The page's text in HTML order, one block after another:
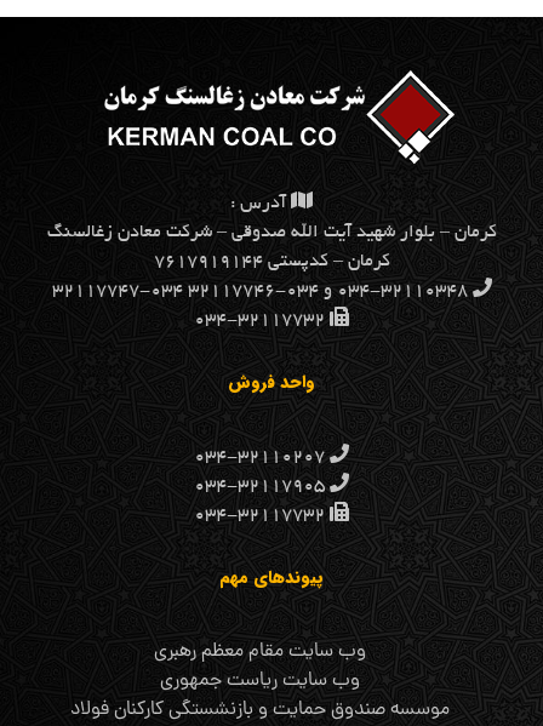
آدرس :
كرمان – بلوار شهيد آيت الله صدوقي – شركت معادن زغالسنگ
كرمان – کدپستی ۷۶۱۷۹۱۹۱۴۴
۰۳۴-۳۲۱۱۰۳۴۸ و ۰۳۴-۳۲۱۱۷۷۴۶ ۰۳۴-۳۲۱۱۷۷۴۷
۰۳۴-۳۲۱۱۷۷۳۲
واحد فروش
۰۳۴-۳۲۱۱۰۲۰۷
۰۳۴-۳۲۱۱۷۹۰۵
۰۳۴-۳۲۱۱۷۷۳۲
پیوندهای مهم
وب سایت مقام معظم رهبری
وب سایت ریاست جمهوری
موسسه صندوق حمایت و بازنشستگی کارکنان فولاد